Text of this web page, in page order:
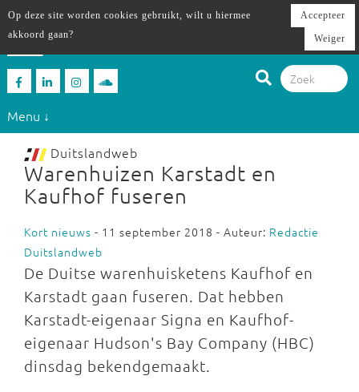
Menu ↓
Duitslandweb
Warenhuizen Karstadt en
Kaufhof fuseren
Kort nieuws - 11 september 2018 - Auteur: Redactie
Duitslandweb
De Duitse warenhuisketens Kaufhof en
Karstadt gaan fuseren. Dat hebben
Karstadt-eigenaar Signa en Kaufhof-
eigenaar Hudson's Bay Company (HBC)
dinsdag bekendgemaakt.
Op deze site worden cookies gebruikt, wilt u hiermee
akkoord gaan?
Accepteer
Weiger